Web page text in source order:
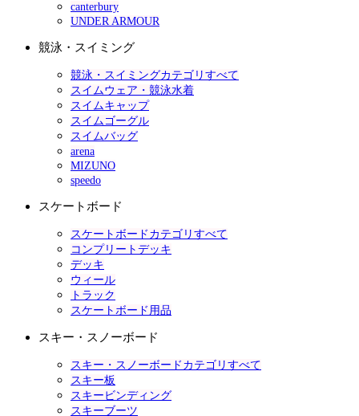
canterbury
UNDER ARMOUR
競泳・スイミング
競泳・スイミングカテゴリすべて
スイムウェア・競泳水着
スイムキャップ
スイムゴーグル
スイムバッグ
arena
MIZUNO
speedo
スケートボード
スケートボードカテゴリすべて
コンプリートデッキ
デッキ
ウィール
トラック
スケートボード用品
スキー・スノーボード
スキー・スノーボードカテゴリすべて
スキー板
スキービンディング
スキーブーツ